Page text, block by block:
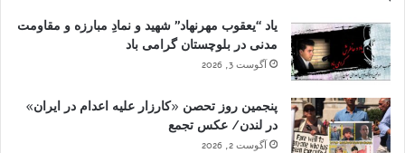
یاد “یعقوب مهرنهاد” شهید و نمادِ مبارزه و مقاومت
مدنی در بلوچستان گرامی باد
آگوست 3, 2026
پنجمین روز تحصن «کارزار علیه اعدام در ایران»
در لندن/ عکس تجمع
آگوست 2, 2026